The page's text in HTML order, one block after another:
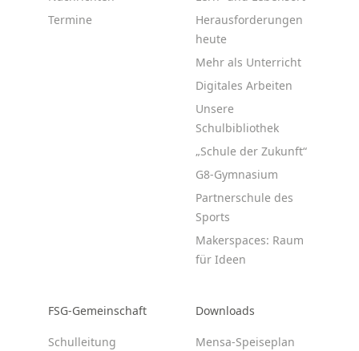
Termine
Herausforderungen
heute
Mehr als Unterricht
Digitales Arbeiten
Unsere
Schulbibliothek
„Schule der Zukunft“
G8-Gymnasium
Partnerschule des
Sports
Makerspaces: Raum
für Ideen
FSG-Gemeinschaft
Schulleitung
Downloads
Mensa-Speiseplan